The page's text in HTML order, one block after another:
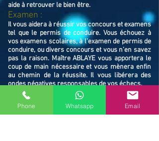
aide à retrouver le bien être.
Examen :
Il vous aidera à réussir vos concours et examens
tel que le permis de conduire. Vous échouez à
vos examens scolaires, à l’examen de permis de
conduire, ou divers concours et vous n’en savez
pas la raison. Maître ABLAYE vous apportera le
coup de main nécessaire et vous mènera enfin
au chemin de la réussite. Il vous libérera des
ondes négatives responsables de vos échecs.
Famille / Prot ection :
Il vous protégera vous et votre famille, et
resserrera vos liens en cas de rupture familiale.
Phone Whatsapp Email